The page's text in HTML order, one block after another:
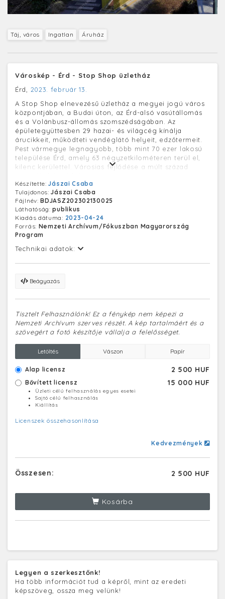
Táj, város Ingatlan Áruház
Városkép - Érd - Stop Shop üzletház
Érd, 2023. február 13.
A Stop Shop elnevezésű üzletház a megyei jogú város
központjában, a Budai úton, az Érd-alsó vasútállomás
és a Volánbusz-állomás szomszédságában. Az
épületegyüttesben 29 hazai- és világcég kínálja
árucikkeit, működteti vendéglátó helyeit, edzőtermeit.
Pest vármegye legnagyobb, több mint 70 ezer lakosú
települése Érd, amely 63 négyzetkilométeren terül el,
kilenc kerülettel. Városias fejlődése a múlt század
Készítette:Jászai Csaba
Tulajdonos:Jászai Csaba
Fájlnév:BDJASZ202302130025
Láthatóság:publikus
Kiadás dátuma: 2023-04-24
Forrás: Nemzeti Archívum/Fókuszban Magyarország
Program
Technikai adatok:
Beágyazás
Tisztelt Felhasználónk! Ez a fénykép nem képezi a
Nemzeti Archívum szerves részét. A kép tartalmáért és a
szövegért a fotó készítője vállalja a felelősséget.
Letöltés Vászon Papír
Alap licensz 2 500 HUF
Bővített licensz 15 000 HUF
Üzleti célú felhasználás egyes esetei
Sajtó célú felhasználás
Kiállítás
Licenszek összehasonlítása
Kedvezmények
Összesen: 2 500 HUF
Kosárba
Legyen a szerkesztőnk!
Ha több információt tud a képről, mint az eredeti
képszöveg, ossza meg velünk!